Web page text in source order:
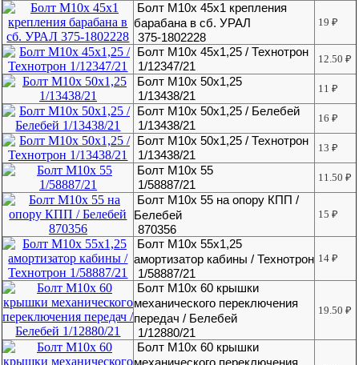
Болт М10х 45х1 крепления
барабана в сб. УРАЛ
375-1802228
19₽
Болт М10х 45х1,25 / Технотрон
1/12347/21
12.50₽
Болт М10х 50х1,25
1/13438/21
11₽
Болт М10х 50х1,25 / Белебей
1/13438/21
16₽
Болт М10х 50х1,25 / Технотрон
1/13438/21
13₽
Болт М10х 55
1/58887/21
11.50₽
Болт М10х 55 на опору КПП /
Белебей
870356
15₽
Болт М10х 55х1,25
амортизатор кабины / Технотрон
1/58887/21
14₽
Болт М10х 60 крышки
механического переключения
передач / Белебей
1/12880/21
19.50₽
Болт М10х 60 крышки